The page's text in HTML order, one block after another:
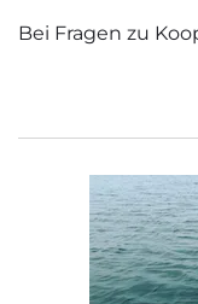
Bei Fragen zu